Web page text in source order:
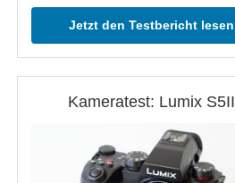
Jetzt den Testbericht lesen
Kameratest: Lumix S5II